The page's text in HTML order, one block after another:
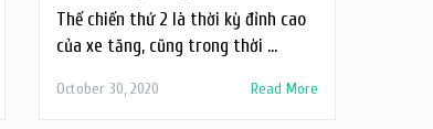
Thế chiến thứ 2 là thời kỳ đỉnh cao
của xe tăng, cũng trong thời …
October 30, 2020 Read More